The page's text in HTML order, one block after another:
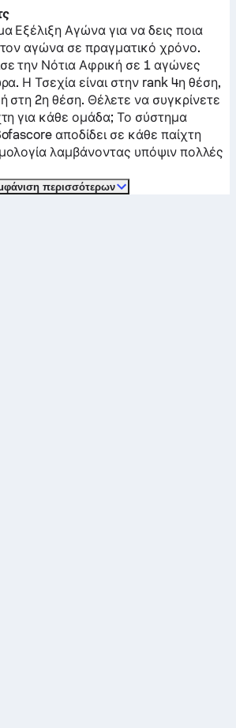
Εξέλιξη Αγώνα για να δεις ποια
αγώνα σε πραγματικό χρόνο.
την Νότια Αφρική σε 1 αγώνες
ΗΤσεχία είναι στην rank 4η θέση,
στη 2η θέση. Θέλετε να συγκρίνετε
για κάθε ομάδα; Το σύστημα
αποδίδει σε κάθε παίχτη
λαμβάνοντας υπόψιν πολλές
περισσότερων